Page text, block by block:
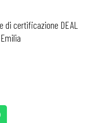
di certificazione DEAL